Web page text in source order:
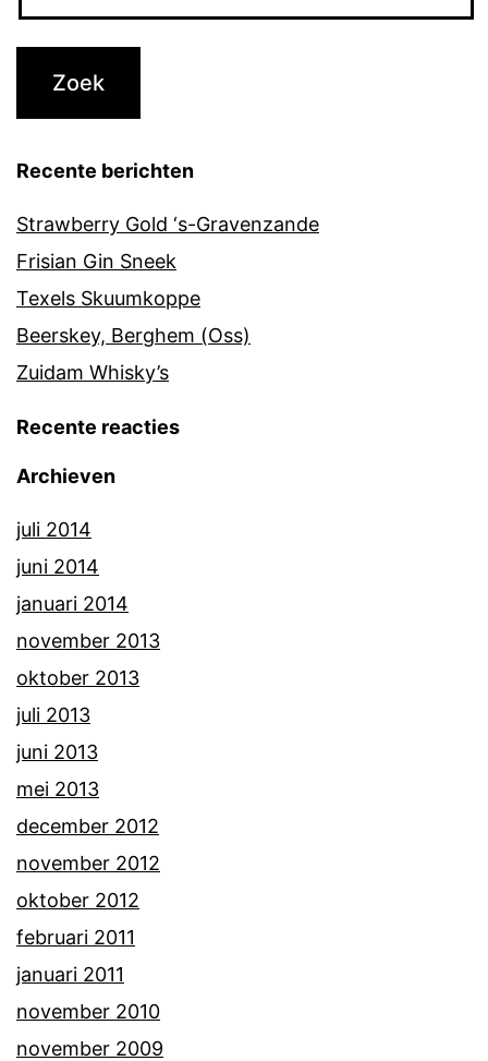
Recente berichten
Strawberry Gold ‘s-Gravenzande
Frisian Gin Sneek
Texels Skuumkoppe
Beerskey, Berghem (Oss)
Zuidam Whisky’s
Recente reacties
Archieven
juli 2014
juni 2014
januari 2014
november 2013
oktober 2013
juli 2013
juni 2013
mei 2013
december 2012
november 2012
oktober 2012
februari 2011
januari 2011
november 2010
november 2009